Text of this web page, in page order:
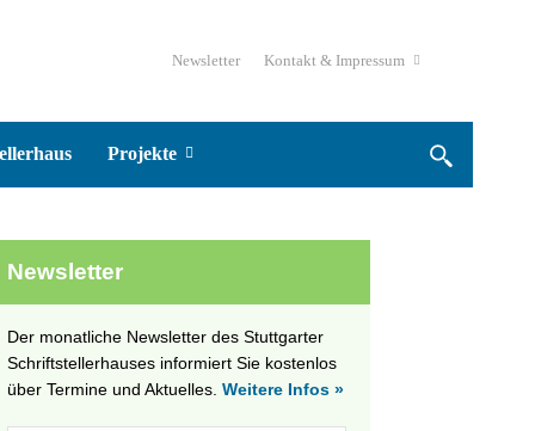
Newsletter Kontakt & Impressum
Projekte
Newsletter
Der monatliche Newsletter des Stuttgarter
Schriftstellerhauses informiert Sie kostenlos
über Termine und Aktuelles. Weitere Infos »